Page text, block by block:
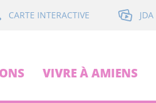
CARTE INTERACTIVE JDA
VIVRE À AMIENS